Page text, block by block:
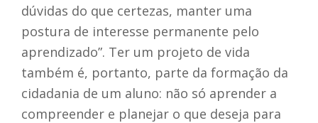
dúvidas do que certezas, manter uma
postura de interesse permanente pelo
aprendizado”. Ter um projeto de vida
também é, portanto, parte da formação da
cidadania de um aluno: não só aprender a
compreender e planejar o que deseja para